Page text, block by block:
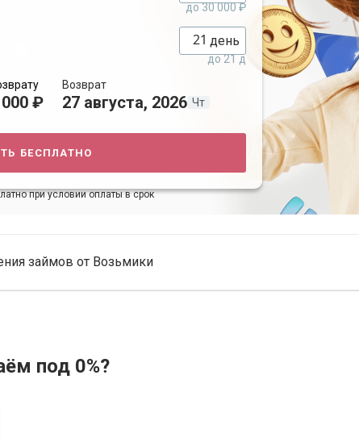
до 30 000 ₽
день
до 21 д
₽
Возврат
27 августа, 2026 Чт
бесплатно
при условии оплаты в срок
займов от Возьмики
под 0%?